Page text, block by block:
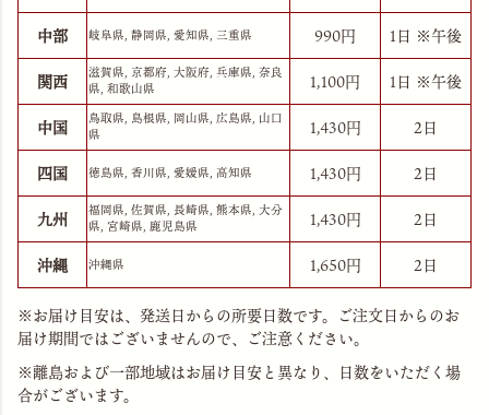
中部
岐阜県, 静岡県, 愛知県, 三重県 990
1日 ※午後
関西
滋賀県, 京都府, 大阪府, 兵庫県, 奈良
県, 和歌山県
1,100
1日 ※午後
中国
鳥取県, 島根県, 岡山県, 広島県, 山口
県
1,430
2日
四国
徳島県, 香川県, 愛媛県, 高知県 1,430
2日
九州
福岡県, 佐賀県, 長崎県, 熊本県, 大分
県, 宮崎県, 鹿児島県
1,430
2日
沖縄
沖縄県 1,650 2日
※お届け目安は、発送日からの所要日数です。ご注文日からのお
届け期間ではございませんので、ご注意ください。
※離島および一部地域はお届け目安と異なり、日数をいただく場
合がございます。